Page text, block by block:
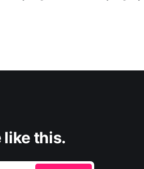
like this.